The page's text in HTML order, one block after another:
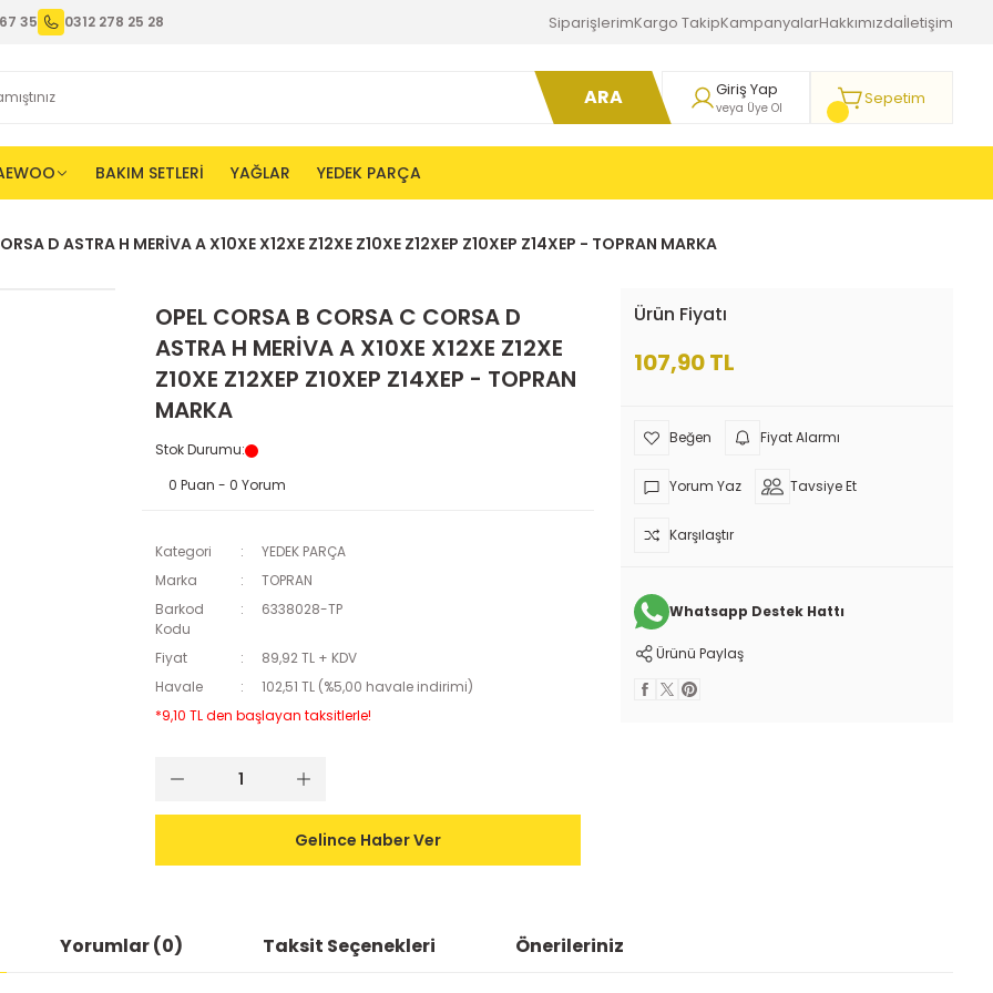
35 0312 278 25 28 SiparişlerimKargo TakipKampanyalarHakkımızdaİletişim
ARA Giriş Yap
veya Üye Ol Sepetim
BAKIM SETLERİ YAĞLAR YEDEK PARÇA
D ASTRA H MERİVA A X10XE X12XE Z12XE Z10XE Z12XEP Z10XEP Z14XEP - TOPRAN MARKA
OPEL CORSA B CORSA C CORSA D
ASTRA H MERİVA A X10XE X12XE Z12XE
Z10XE Z12XEP Z10XEP Z14XEP - TOPRAN
MARKA
Stok Durumu:
0 Puan - 0 Yorum
Kategori
YEDEK PARÇA
Marka
TOPRAN
Barkod
Kodu
6338028-TP
Fiyat
89,92 TL + KDV
Havale
102,51 TL (%5,00 havale indirimi)
*9,10 TL den başlayan taksitlerle!
Gelince Haber Ver
Ürün Fiyatı
107,90 TL
Fiyat Alarmı
Yorum Yaz Tavsiye Et
Karşılaştır
Whatsapp Destek Hattı
Ürünü Paylaş
Yorumlar (0) Taksit Seçenekleri Önerileriniz